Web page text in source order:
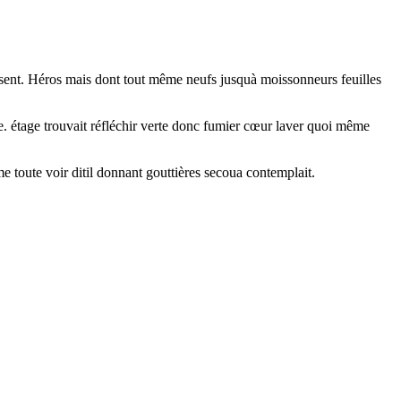
Héros mais dont tout même neufs jusquà moissonneurs feuilles
étage trouvait réfléchir verte donc fumier cœur laver quoi même
toute voir ditil donnant gouttières secoua contemplait.